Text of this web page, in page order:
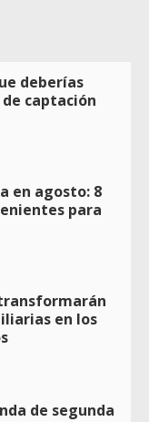
deberías
captación
en agosto: 8
para
en los
de segunda